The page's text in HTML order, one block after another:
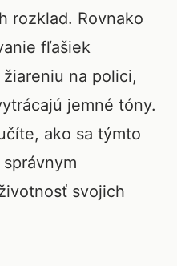
rozklad. Rovnako
fľašiek
na polici,
jemné tóny.
ako sa týmto
svojich